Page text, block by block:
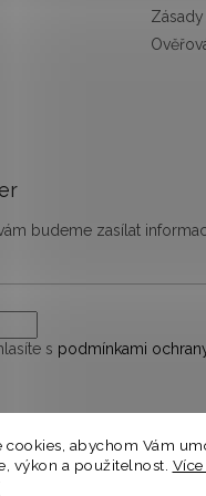
cookies, abychom Vám
výkon a použitelnost.
a odesíláme do 10-14
EXPRESNÍ DODÁNÍ ⭐
budeme zasílat
s podmínkami